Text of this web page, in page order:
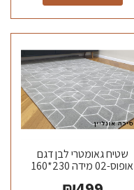
שטיח גאומטרי לבן דגם
אופוס-02 מידה 230*160